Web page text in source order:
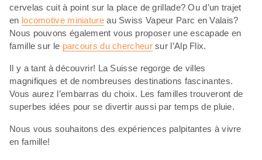
cervelas cuit à point sur la place de grillade? Ou d’un trajet
en locomotive miniatureau Swiss Vapeur Parc en Valais?
Nous pouvons également vous proposer une escapade en
famille sur le parcours du chercheursur l’Alp Flix.
Il y a tant à découvrir! La Suisse regorge de villes
magnifiques et de nombreuses destinations fascinantes.
Vous aurez l’embarras du choix. Les familles trouveront de
superbes idées pour se divertir aussi par temps de pluie.
Nous vous souhaitons des expériences palpitantes à vivre
en famille!